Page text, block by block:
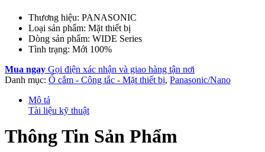
Thương hiệu: PANASONIC
Loại sản phẩm: Mặt thiết bị
Dòng sản phẩm: WIDE Series
Tình trạng: Mới 100%
Mua ngay Gọi điện xác nhận và giao hàng tận nơi
Danh mục: Ổ cắm - Công tắc - Mặt thiết bị, Panasonic/Nano
Mô tả
Tài liệu kỹ thuật
Thông Tin Sản Phẩm